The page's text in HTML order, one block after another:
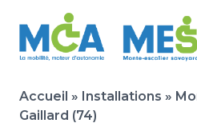
Accueil » Installations »
Gaillard (74)